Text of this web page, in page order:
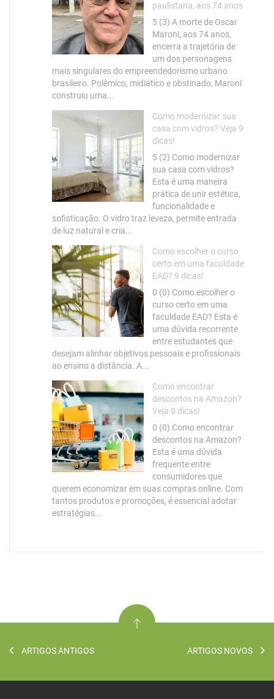
paulistana, aos 74 anos
5 (3) A morte de Oscar
Maroni, aos 74 anos,
encerra a trajetória de
um dos personagens
mais singulares do empreendedorismo urbano
brasileiro. Polêmico, midiático e obstinado, Maroni
construiu uma...
Como modernizar sua
casa com vidros? Veja 9
dicas!
5 (2) Como modernizar
sua casa com vidros?
Esta é uma maneira
prática de unir estética,
funcionalidade e
sofisticação. O vidro traz leveza, permite entrada
de luz natural e cria...
Como escolher o curso
certo em uma faculdade
EAD? 9 dicas!
0 (0) Como escolher o
curso certo em uma
faculdade EAD? Esta é
uma dúvida recorrente
entre estudantes que
desejam alinhar objetivos pessoais e profissionais
ao ensino a distância. A...
Como encontrar
descontos na Amazon?
Veja 9 dicas!
0 (0) Como encontrar
descontos na Amazon?
Esta é uma dúvida
frequente entre
consumidores que
querem economizar em suas compras online. Com
tantos produtos e promoções, é essencial adotar
estratégias...
ARTIGOS ANTIGOS ARTIGOS NOVOS